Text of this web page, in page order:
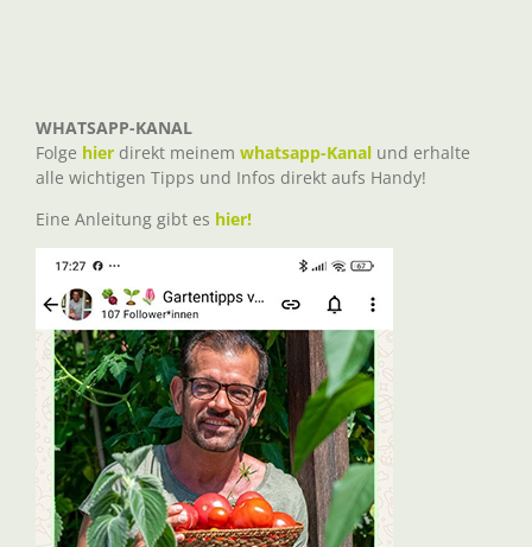
WHATSAPP-KANAL
Folge hier direkt meinem whatsapp-Kanal und erhalte
alle wichtigen Tipps und Infos direkt aufs Handy!
Eine Anleitung gibt es hier!